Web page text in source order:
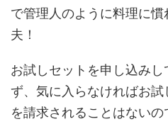
で管理人のように料理に
夫！
お試しセットを申し込み
ず、気に入らなければお
を請求されることはないの